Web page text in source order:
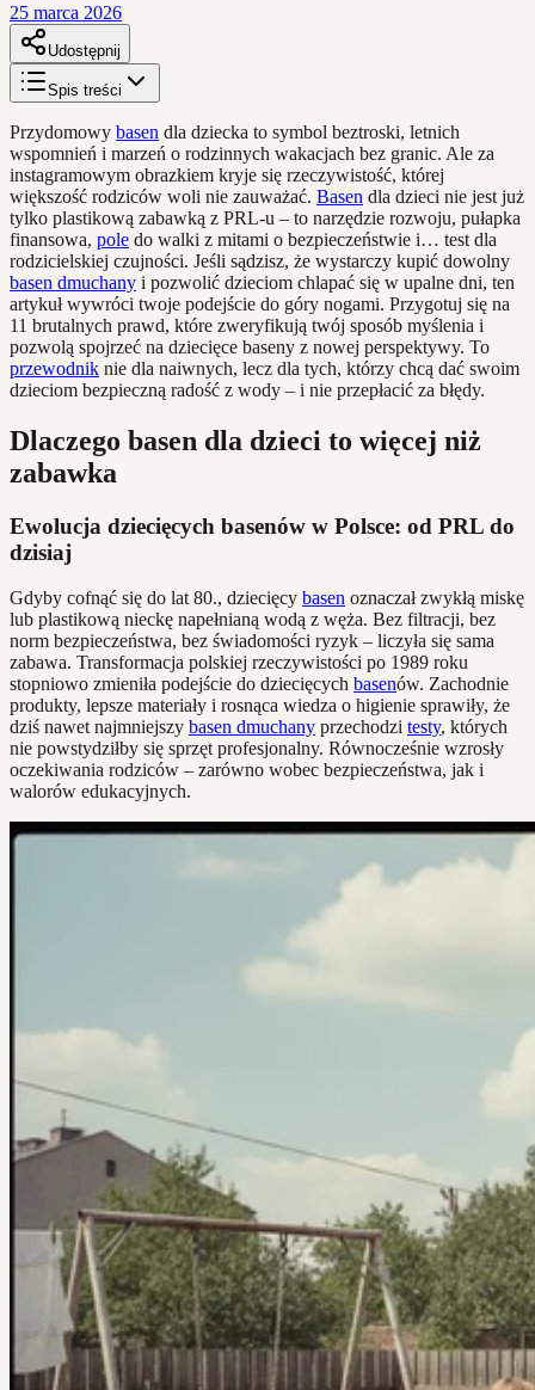
25 marca 2026
Udostępnij
Spis treści
Przydomowy basen dla dziecka to symbol beztroski, letnich
wspomnień i marzeń o rodzinnych wakacjach bez granic. Ale za
instagramowym obrazkiem kryje się rzeczywistość, której
większość rodziców woli nie zauważać. Basen dla dzieci nie jest już
tylko plastikową zabawką z PRL-u – to narzędzie rozwoju, pułapka
finansowa, pole do walki z mitami o bezpieczeństwie i… test dla
rodzicielskiej czujności. Jeśli sądzisz, że wystarczy kupić dowolny
basen dmuchany i pozwolić dzieciom chlapać się w upalne dni, ten
artykuł wywróci twoje podejście do góry nogami. Przygotuj się na
11 brutalnych prawd, które zweryfikują twój sposób myślenia i
pozwolą spojrzeć na dziecięce baseny z nowej perspektywy. To
przewodnik nie dla naiwnych, lecz dla tych, którzy chcą dać swoim
dzieciom bezpieczną radość z wody – i nie przepłacić za błędy.
Dlaczego basen dla dzieci to więcej niż
zabawka
Ewolucja dziecięcych basenów w Polsce: od PRL do
dzisiaj
Gdyby cofnąć się do lat 80., dziecięcy basen oznaczał zwykłą miskę
lub plastikową nieckę napełnianą wodą z węża. Bez filtracji, bez
norm bezpieczeństwa, bez świadomości ryzyk – liczyła się sama
zabawa. Transformacja polskiej rzeczywistości po 1989 roku
stopniowo zmieniła podejście do dziecięcych basenów. Zachodnie
produkty, lepsze materiały i rosnąca wiedza o higienie sprawiły, że
dziś nawet najmniejszy basen dmuchany przechodzi testy, których
nie powstydziłby się sprzęt profesjonalny. Równocześnie wzrosły
oczekiwania rodziców – zarówno wobec bezpieczeństwa, jak i
walorów edukacyjnych.